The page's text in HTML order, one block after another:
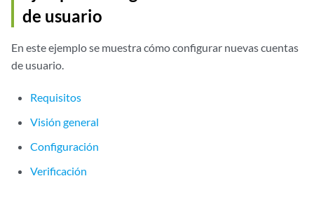
de usuario
En este ejemplo se muestra cómo configurar nuevas cuentas
de usuario.
Requisitos
Visión general
Configuración
Verificación